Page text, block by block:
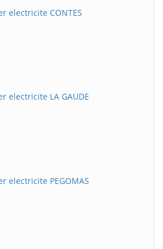
electricite CONTES
electricite LA GAUDE
electricite PEGOMAS